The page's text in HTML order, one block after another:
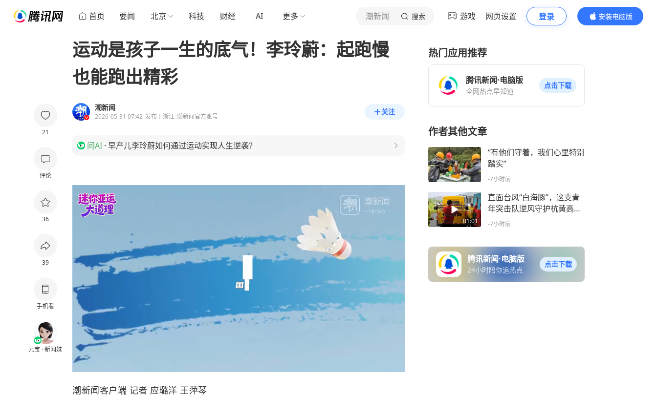
首页 要闻 北京 科技 财经 AI 更多 潮新闻 搜索 游戏 网页设置 登录
安装电脑版
内容更精彩
21
评论
36
39
手机看
元宝 · 新闻妹
运动是孩子一生的底气！李玲蔚：起跑慢
也能跑出精彩
潮新闻
2026-05-31 07:42 发布于浙江 潮新闻官方账号
关注
问AI · 早产儿李玲蔚如何通过运动实现人生逆袭？
潮新闻客户端 记者 应璐洋 王萍琴
热门应用推荐
腾讯新闻·电脑版
全网热点早知道
点击下载
作者其他文章
“有他们守着，我们心里特别
踏实”
-7小时前
01:01
直面台风“白海豚”，这支青
年突击队逆风守护杭黄高铁
“心脏”
-7小时前
腾讯新闻·电脑版
24小时陪你追热点
点击下载